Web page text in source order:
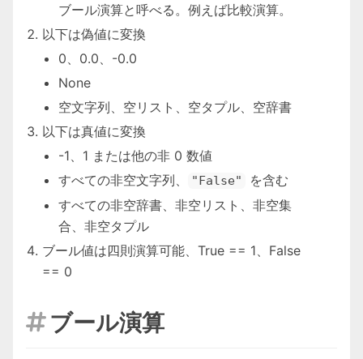
ブール演算と呼べる。例えば比較演算。
以下は偽値に変換
0、0.0、-0.0
None
空文字列、空リスト、空タプル、空辞書
以下は真値に変換
-1、1 または他の非 0 数値
すべての非空文字列、
"False"
を含む
すべての非空辞書、非空リスト、非空集
合、非空タプル
ブール値は四則演算可能、True == 1、False
== 0
 ブール演算